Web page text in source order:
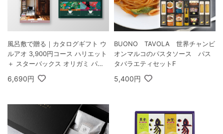
風呂敷で贈る｜カタログギフト ウ
ルアオ 3,900円コース ハリエット
＋ スターバックス オリガミ パー
ソナルドリップ コーヒーギフトB
6,690円
BUONO TAVOLA 世界チャンビ
オンマルコのパスタソース パス
タバラエティセットF
5,400円